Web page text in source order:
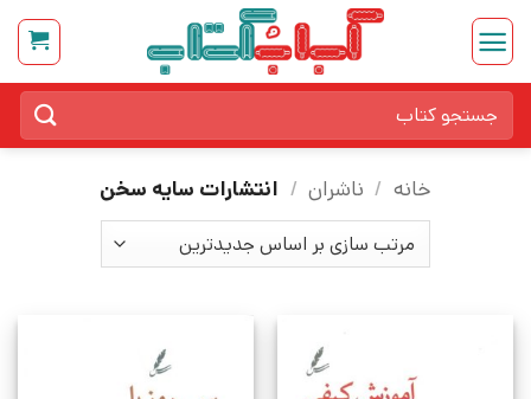
Skip
content
برای:
خانه / ناشران / انتشارات سایه سخن